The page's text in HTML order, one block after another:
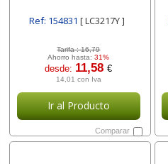
Ref: 154831 [ LC3217Y ]
Tarifa :16,79
Ahorro hasta:31%
desde: 11,58€
14,01 con Iva
Ir al Producto
Comparar